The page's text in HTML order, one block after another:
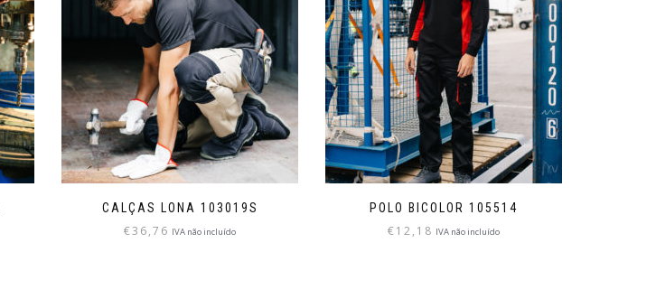
CALÇAS LONA 103019S
€36,76 IVA não incluído
POLO BICOLOR 105514
€12,18 IVA não incluído